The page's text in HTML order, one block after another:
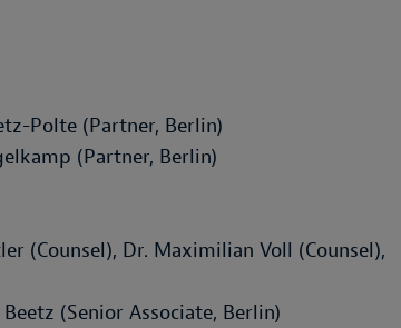
Polte (Partner, Berlin)
(Partner, Berlin)
(Counsel), Dr. Maximilian Voll (Counsel),
(Senior Associate, Berlin)